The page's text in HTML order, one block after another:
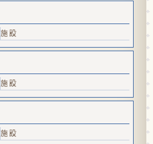
施設
施設
施設